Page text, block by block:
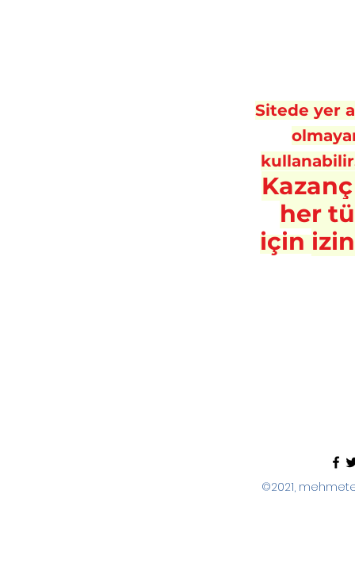
Sitede yer
her
içinizin
©2021,